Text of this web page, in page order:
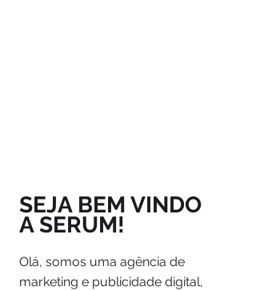
SEJA BEM VINDO
A SERUM!
Olá, somos uma agência de
marketing e publicidade digital,